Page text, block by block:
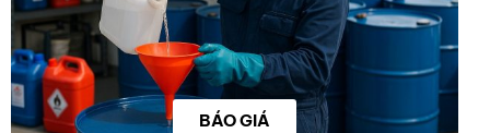
BÁO GIÁ